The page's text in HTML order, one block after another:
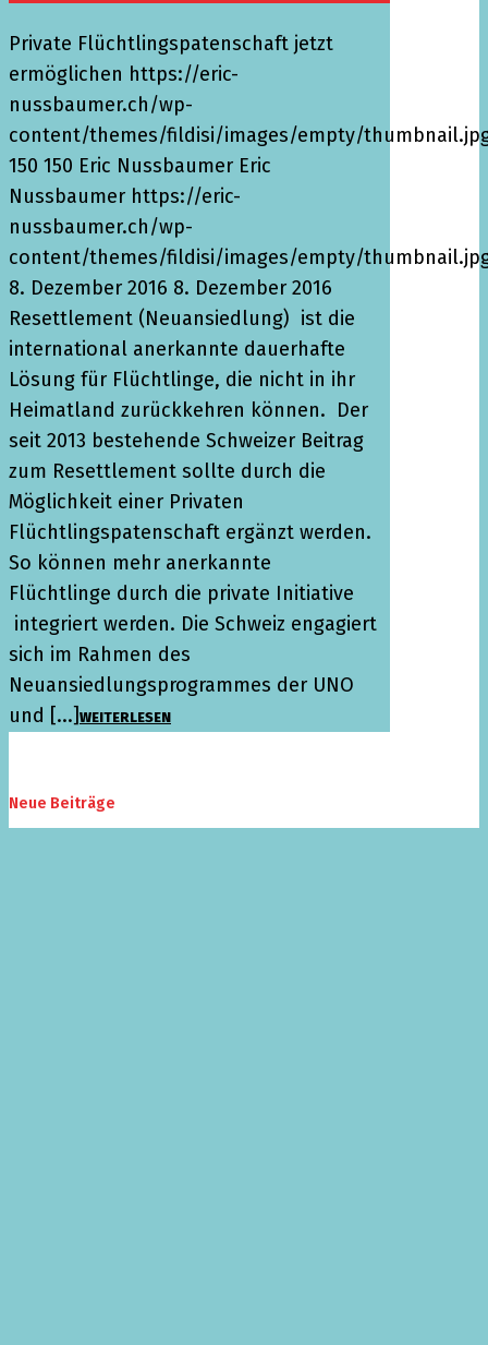
Private Flüchtlingspatenschaft jetzt
ermöglichen https://eric-
nussbaumer.ch/wp-
content/themes/fildisi/images/empty/
150 150 Eric Nussbaumer Eric
Nussbaumer https://eric-
nussbaumer.ch/wp-
content/themes/fildisi/images/empty/
8. Dezember 2016 8. Dezember 2016
Resettlement (Neuansiedlung) ist die
international anerkannte dauerhafte
Lösung für Flüchtlinge, die nicht in ihr
Heimatland zurückkehren können. Der
seit 2013 bestehende Schweizer Beitrag
zum Resettlement sollte durch die
Möglichkeit einer Privaten
Flüchtlingspatenschaft ergänzt werden.
So können mehr anerkannte
Flüchtlinge durch die private Initiative
integriert werden. Die Schweiz engagiert
sich im Rahmen des
Neuansiedlungsprogrammes der UNO
und [...] WEITERLESEN
Neue Beiträge